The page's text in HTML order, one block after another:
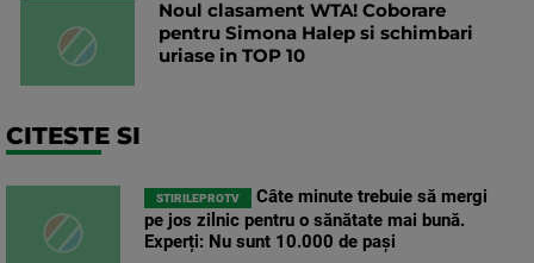
Noul clasament WTA! Coborare
pentru Simona Halep si schimbari
uriase in TOP 10
CITESTE SI
STIRILEPROTV
Câte minute trebuie să mergi
pe jos zilnic pentru o sănătate mai bună.
Experți: Nu sunt 10.000 de pași